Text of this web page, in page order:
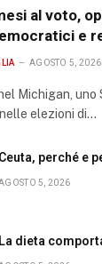
al voto,
e
AGOSTO 5, 2026
Michigan,
elezioni di…
Ceuta, perché e
5, 2026
La dieta